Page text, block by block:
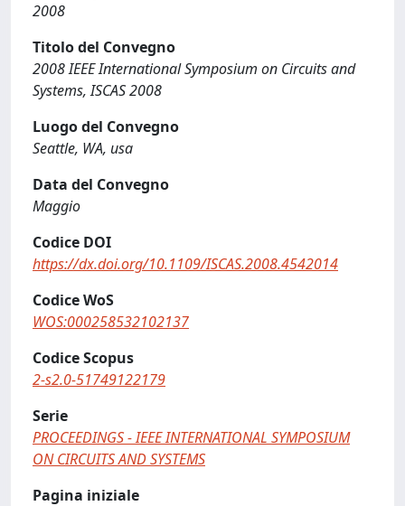
2008
Titolo del Convegno
2008 IEEE International Symposium on Circuits and
Systems, ISCAS 2008
Luogo del Convegno
Seattle, WA, usa
Data del Convegno
Maggio
Codice DOI
https://dx.doi.org/10.1109/ISCAS.2008.4542014
Codice WoS
WOS:000258532102137
Codice Scopus
2-s2.0-51749122179
Serie
PROCEEDINGS - IEEE INTERNATIONAL SYMPOSIUM
ON CIRCUITS AND SYSTEMS
Pagina iniziale